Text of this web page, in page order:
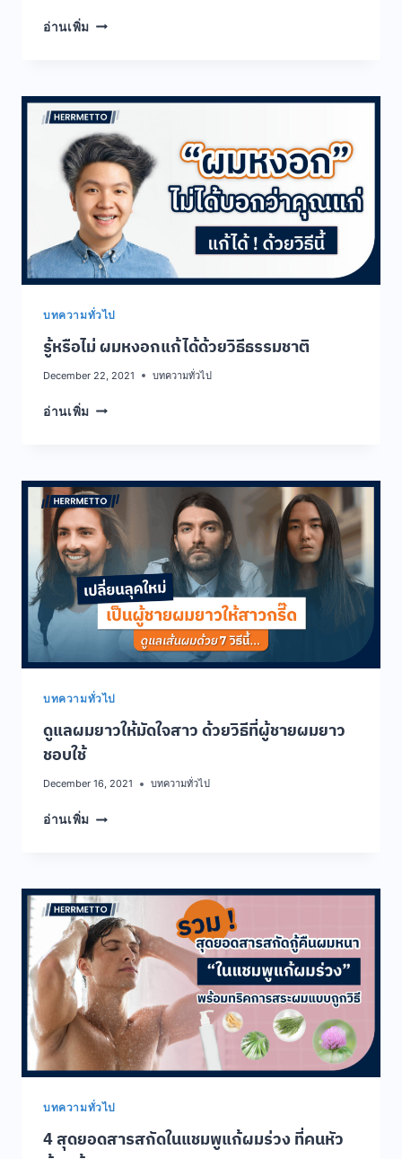
อ่านเพิ่ม คัน
ทั้ง
รังแค
ทั้ง
ผม
แก้
อย่างไร
ดี
บทความทั่วไป
รู้หรือไม่ ผมหงอกแก้ได้ด้วยวิธีธรรมชาติ
December 22, 2021 บทความทั่วไป
อ่านเพิ่ม
หงอก
แก้
ได้
ด้วย
วิธี
ธรรมชาติ
บทความทั่วไป
ดูแลผมยาวให้มัดใจสาว ด้วยวิธีที่ผู้ชายผมยาว
ชอบใช้
December 16, 2021 บทความทั่วไป
อ่านเพิ่ม ดูแล
มัด
ใจ
สาว
ด้วย
วิธี
ที่
ผู้ชาย
ผม
ยาว
ชอบ
ใช้
บทความทั่วไป
4 สุดยอดสารสกัดในแชมพูแก้ผมร่วง ที่คนหัว